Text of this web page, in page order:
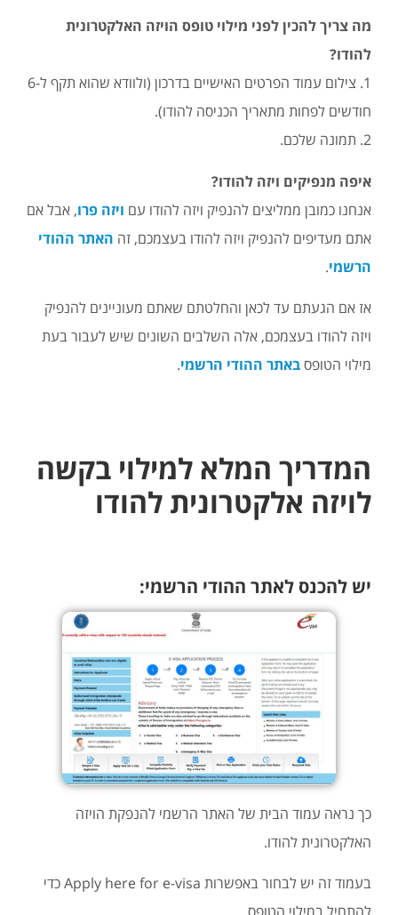
מה צריך להכין לפני מילוי טופס הויזה האלקטרונית
להודו?
1. צילום עמוד הפרטים האישיים בדרכון (ולוודא שהוא תקף ל-6
חודשים לפחות מתאריך הכניסה להודו).
2. תמונה שלכם.
איפה מנפיקים ויזה להודו?
אנחנו כמובן ממליצים להנפיק ויזה להודו עם ויזה פרו, אבל אם
אתם מעדיפים להנפיק ויזה להודו בעצמכם, זה האתר ההודי
הרשמי.
אז אם הגעתם עד לכאן והחלטתם שאתם מעוניינים להנפיק
ויזה להודו בעצמכם, אלה השלבים השונים שיש לעבור בעת
מילוי הטופסבאתר ההודי הרשמי.
המדריך המלא למילוי בקשה
לויזה אלקטרונית להודו
יש להכנס לאתר ההודי הרשמי:
כך נראה עמוד הבית של האתר הרשמי להנפקת הויזה
האלקטרונית להודו.
בעמוד זה יש לבחור באפשרות Apply here for e-visa כדי